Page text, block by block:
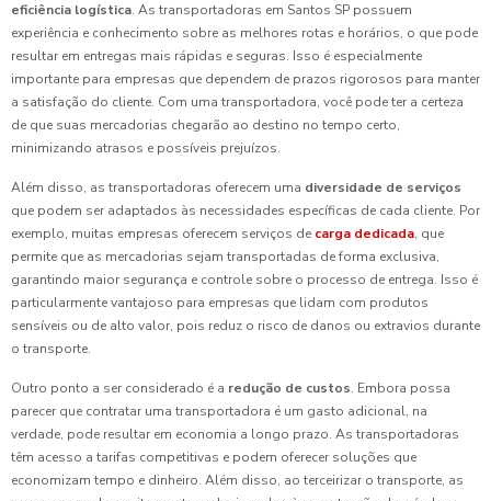
eficiência logística. As transportadoras em Santos SP possuem
experiência e conhecimento sobre as melhores rotas e horários, o que pode
resultar em entregas mais rápidas e seguras. Isso é especialmente
importante para empresas que dependem de prazos rigorosos para manter
a satisfação do cliente. Com uma transportadora, você pode ter a certeza
de que suas mercadorias chegarão ao destino no tempo certo,
minimizando atrasos e possíveis prejuízos.
Além disso, as transportadoras oferecem uma diversidade de serviços
que podem ser adaptados às necessidades específicas de cada cliente. Por
exemplo, muitas empresas oferecem serviços de carga dedicada, que
permite que as mercadorias sejam transportadas de forma exclusiva,
garantindo maior segurança e controle sobre o processo de entrega. Isso é
particularmente vantajoso para empresas que lidam com produtos
sensíveis ou de alto valor, pois reduz o risco de danos ou extravios durante
o transporte.
Outro ponto a ser considerado é a redução de custos. Embora possa
parecer que contratar uma transportadora é um gasto adicional, na
verdade, pode resultar em economia a longo prazo. As transportadoras
têm acesso a tarifas competitivas e podem oferecer soluções que
economizam tempo e dinheiro. Além disso, ao terceirizar o transporte, as